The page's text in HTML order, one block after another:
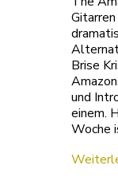
Brise
und
einem.
Woche